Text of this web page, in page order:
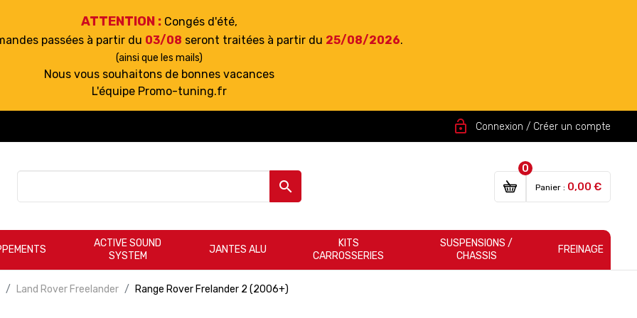
ATTENTION : Congés d'été,
passées à partir du 03/08 seront traitées à partir du 25/08/2026.
(ainsi que les mails)
Nous vous souhaitons de bonnes vacances
L'équipe Promo-tuning.fr
lock_open Connexion / Créer un compte

0
Panier : 0,00 €
ACTIVE SOUND
SYSTEM
JANTES ALU
KITS
CARROSSERIES
SUSPENSIONS /
CHASSIS
FREINAGE
Land Rover Freelander Range Rover Frelander 2 (2006+)